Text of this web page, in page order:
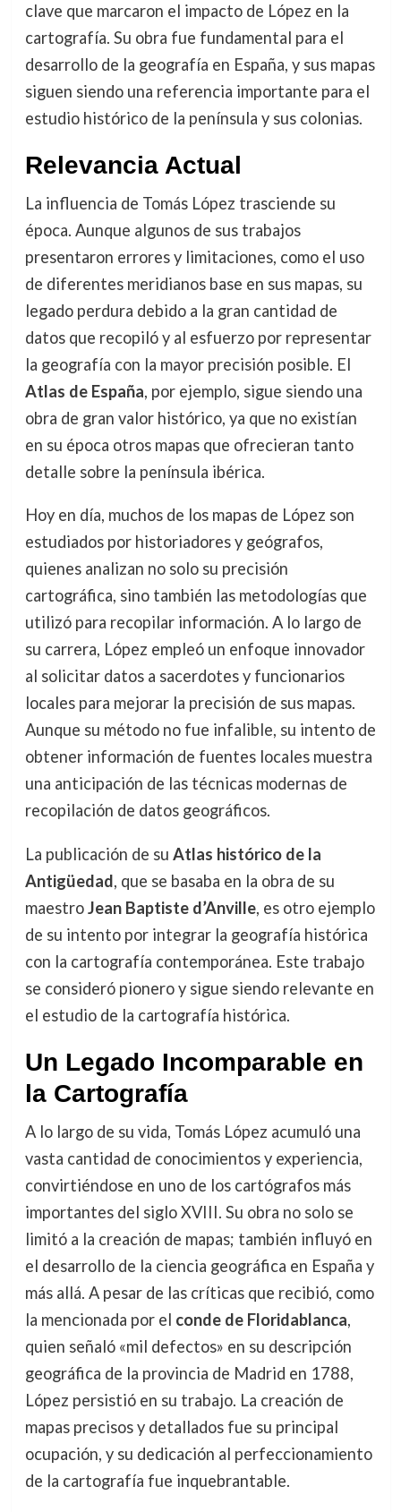
clave que marcaron el impacto de López en la
cartografía. Su obra fue fundamental para el
desarrollo de la geografía en España, y sus mapas
siguen siendo una referencia importante para el
estudio histórico de la península y sus colonias.
Relevancia Actual
La influencia de Tomás López trasciende su
época. Aunque algunos de sus trabajos
presentaron errores y limitaciones, como el uso
de diferentes meridianos base en sus mapas, su
legado perdura debido a la gran cantidad de
datos que recopiló y al esfuerzo por representar
la geografía con la mayor precisión posible. El
Atlas de España, por ejemplo, sigue siendo una
obra de gran valor histórico, ya que no existían
en su época otros mapas que ofrecieran tanto
detalle sobre la península ibérica.
Hoy en día, muchos de los mapas de López son
estudiados por historiadores y geógrafos,
quienes analizan no solo su precisión
cartográfica, sino también las metodologías que
utilizó para recopilar información. A lo largo de
su carrera, López empleó un enfoque innovador
al solicitar datos a sacerdotes y funcionarios
locales para mejorar la precisión de sus mapas.
Aunque su método no fue infalible, su intento de
obtener información de fuentes locales muestra
una anticipación de las técnicas modernas de
recopilación de datos geográficos.
La publicación de su Atlas histórico de la
Antigüedad, que se basaba en la obra de su
maestroJean Baptiste d’Anville, es otro ejemplo
de su intento por integrar la geografía histórica
con la cartografía contemporánea. Este trabajo
se consideró pionero y sigue siendo relevante en
el estudio de la cartografía histórica.
Un Legado Incomparable en
la Cartografía
A lo largo de su vida, Tomás López acumuló una
vasta cantidad de conocimientos y experiencia,
convirtiéndose en uno de los cartógrafos más
importantes del siglo XVIII. Su obra no solo se
limitó a la creación de mapas; también influyó en
el desarrollo de la ciencia geográfica en España y
más allá. A pesar de las críticas que recibió, como
la mencionada por el conde de Floridablanca,
quien señaló «mil defectos» en su descripción
geográfica de la provincia de Madrid en 1788,
López persistió en su trabajo. La creación de
mapas precisos y detallados fue su principal
ocupación, y su dedicación al perfeccionamiento
de la cartografía fue inquebrantable.